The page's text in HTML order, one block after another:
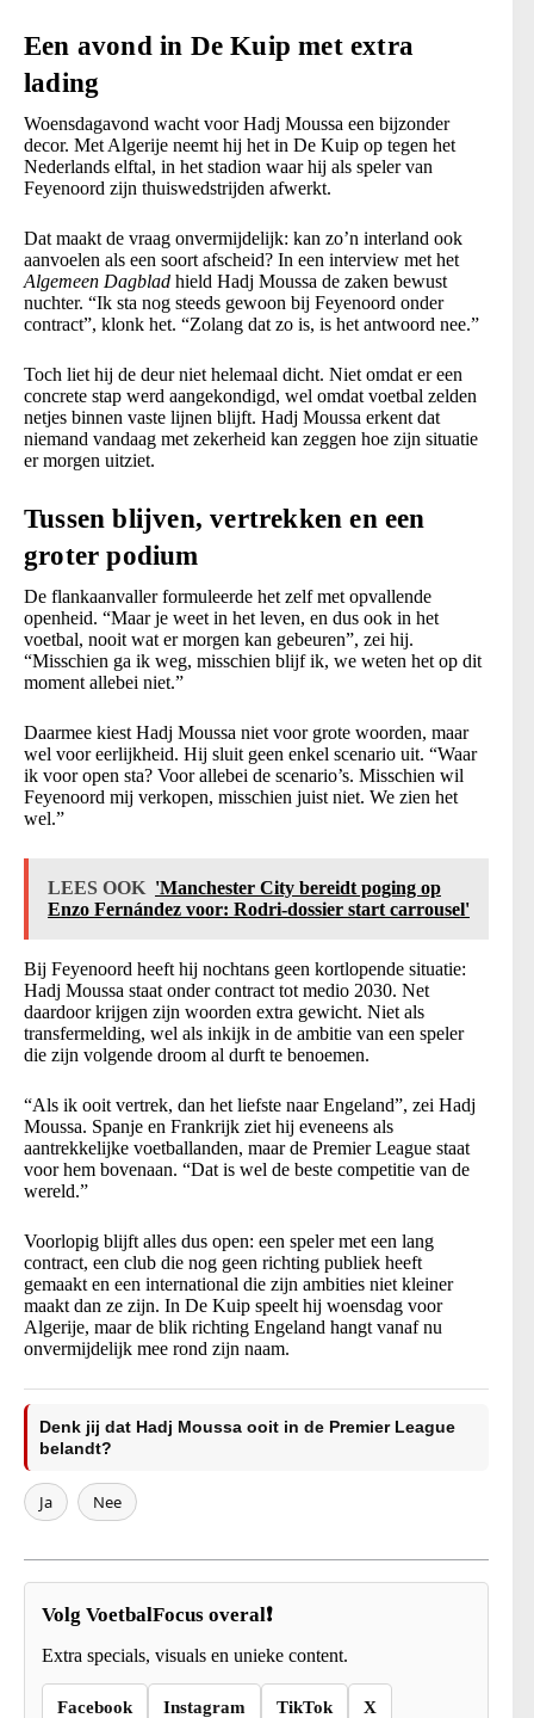
Een avond in De Kuip met extra
lading
Woensdagavond wacht voor Hadj Moussa een bijzonder
decor. Met Algerije neemt hij het in De Kuip op tegen het
Nederlands elftal, in het stadion waar hij als speler van
Feyenoord zijn thuiswedstrijden afwerkt.
Dat maakt de vraag onvermijdelijk: kan zo’n interland ook
aanvoelen als een soort afscheid? In een interview met het
Algemeen Dagblad hield Hadj Moussa de zaken bewust
nuchter. “Ik sta nog steeds gewoon bij Feyenoord onder
contract”, klonk het. “Zolang dat zo is, is het antwoord nee.”
Toch liet hij de deur niet helemaal dicht. Niet omdat er een
concrete stap werd aangekondigd, wel omdat voetbal zelden
netjes binnen vaste lijnen blijft. Hadj Moussa erkent dat
niemand vandaag met zekerheid kan zeggen hoe zijn situatie
er morgen uitziet.
Tussen blijven, vertrekken en een
groter podium
De flankaanvaller formuleerde het zelf met opvallende
openheid. “Maar je weet in het leven, en dus ook in het
voetbal, nooit wat er morgen kan gebeuren”, zei hij.
“Misschien ga ik weg, misschien blijf ik, we weten het op dit
moment allebei niet.”
Daarmee kiest Hadj Moussa niet voor grote woorden, maar
wel voor eerlijkheid. Hij sluit geen enkel scenario uit. “Waar
ik voor open sta? Voor allebei de scenario’s. Misschien wil
Feyenoord mij verkopen, misschien juist niet. We zien het
wel.”
LEES OOK 'Manchester City bereidt poging op
Enzo Fernández voor: Rodri-dossier start carrousel'
Bij Feyenoord heeft hij nochtans geen kortlopende situatie:
Hadj Moussa staat onder contract tot medio 2030. Net
daardoor krijgen zijn woorden extra gewicht. Niet als
transfermelding, wel als inkijk in de ambitie van een speler
die zijn volgende droom al durft te benoemen.
“Als ik ooit vertrek, dan het liefste naar Engeland”, zei Hadj
Moussa. Spanje en Frankrijk ziet hij eveneens als
aantrekkelijke voetballanden, maar de Premier League staat
voor hem bovenaan. “Dat is wel de beste competitie van de
wereld.”
Voorlopig blijft alles dus open: een speler met een lang
contract, een club die nog geen richting publiek heeft
gemaakt en een international die zijn ambities niet kleiner
maakt dan ze zijn. In De Kuip speelt hij woensdag voor
Algerije, maar de blik richting Engeland hangt vanaf nu
onvermijdelijk mee rond zijn naam.
Denk jij dat Hadj Moussa ooit in de Premier League
belandt?
Ja Nee
Volg VoetbalFocus overal❗
Extra specials, visuals en unieke content.
Facebook Instagram TikTok X